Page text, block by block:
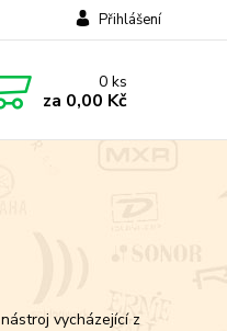
Přihlášení
0ks
za 0,00 Kč
vycházející z